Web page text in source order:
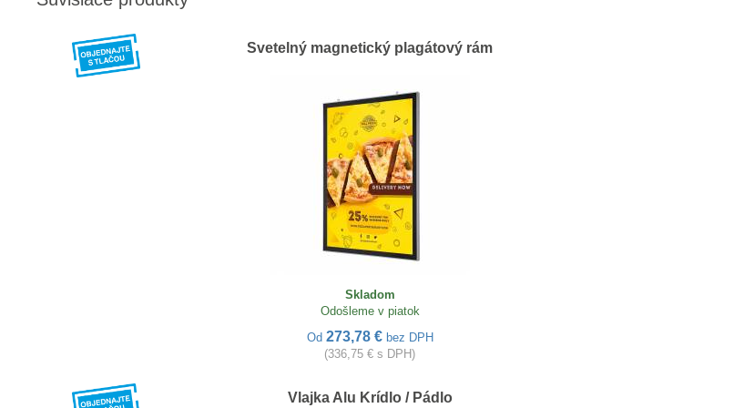
Svetelný magnetický plagátový rám
Skladom
Odošleme v piatok
Od 273,78 € bez DPH
(336,75 € s DPH)
Vlajka Alu Krídlo / Pádlo